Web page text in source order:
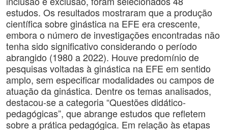
estudos. Os resultados mostraram que a produção
científica sobre ginástica na EFE era crescente,
embora o número de investigações encontradas não
tenha sido significativo considerando o período
abrangido (1980 a 2022). Houve predomínio de
pesquisas voltadas à ginástica na EFE em sentido
amplo, sem especificar modalidades ou campos de
atuação da ginástica. Dentre os temas analisados,
destacou-se a categoria “Questões didático-
pedagógicas”, que abrange estudos que refletem
sobre a prática pedagógica. Em relação às etapas